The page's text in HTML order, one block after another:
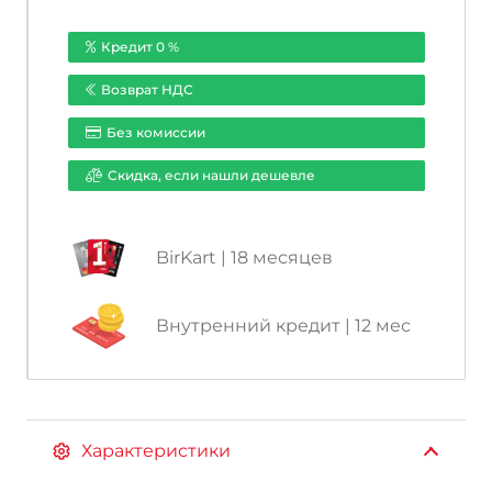
Кредит 0 %
Возврат НДС
Без комиссии
Cкидка, если нашли дешевле
BirKart | 18 месяцев
Внутренний кредит | 12 мес
Характеристики